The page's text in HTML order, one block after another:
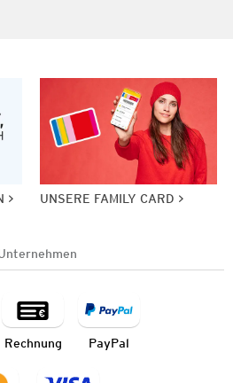
UNSERE FAMILY CARD
Rechnung PayPal